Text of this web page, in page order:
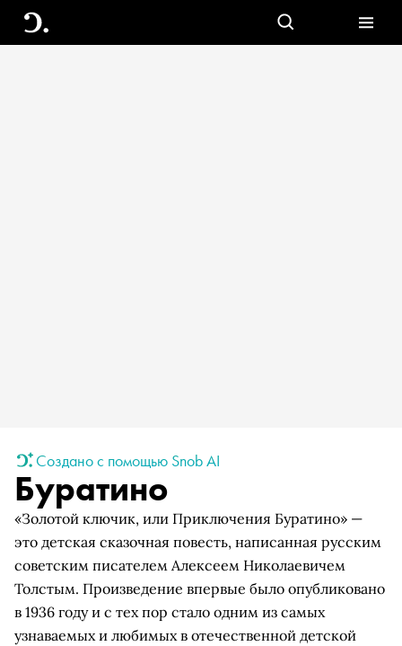
Создано с помощью Snob AI
Буратино
«Золотой ключик, или Приключения Буратино» —
это детская сказочная повесть, написанная русским
советским писателем Алексеем Николаевичем
Толстым. Произведение впервые было опубликовано
в 1936 году и с тех пор стало одним из самых
узнаваемых и любимых в отечественной детской